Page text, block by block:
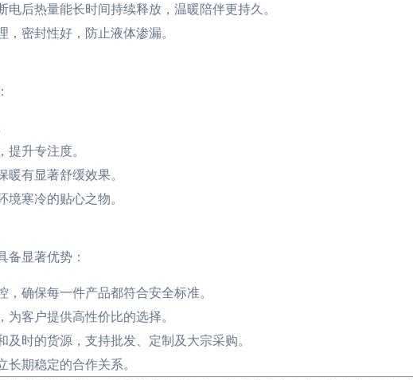
后热量能长时间持续释放，温暖陪伴更持久。
密封性好，防止液体渗漏。
升专注度。
有显著舒缓效果。
寒冷的贴心之物。
备显著优势：
确保每一件产品都符合安全标准。
客户提供高性价比的选择。
时的货源，支持批发、定制及大宗采购。
期稳定的合作关系。